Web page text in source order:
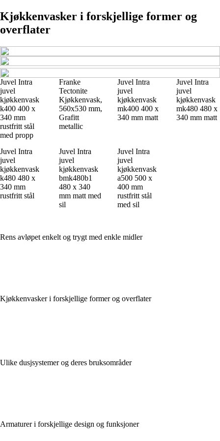
Kjøkkenvasker i forskjellige former og
overflater
Juvel Intra
juvel
kjøkkenvask
k400 400 x
340 mm
rustfritt stål
med propp
Franke
Tectonite
Kjøkkenvask,
560x530 mm,
Grafitt
metallic
Juvel Intra
juvel
kjøkkenvask
mk400 400 x
340 mm matt
Juvel Intra
juvel
kjøkkenvask
mk480 480 x
340 mm matt
Juvel Intra
juvel
kjøkkenvask
k480 480 x
340 mm
rustfritt stål
Juvel Intra
juvel
kjøkkenvask
bmk480b1
480 x 340
mm matt med
sil
Juvel Intra
juvel
kjøkkenvask
a500 500 x
400 mm
rustfritt stål
med sil
Rens avløpet enkelt og trygt med enkle midler
Kjøkkenvasker i forskjellige former og overflater
Ulike dusjsystemer og deres bruksområder
Armaturer i forskjellige design og funksjoner